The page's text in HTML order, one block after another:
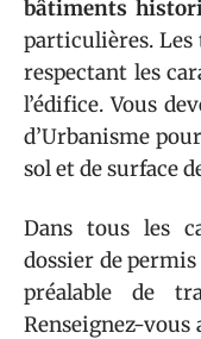
bâtiments
particulières. Les
respectant les
l’édifice. Vous
d’Urbanisme
sol et de surface
Dans tous les
dossier de
préalable de
Renseignez-vous